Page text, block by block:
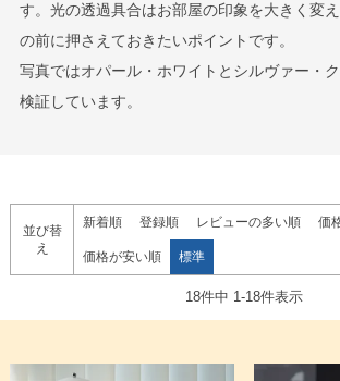
AJ NJP VL
エニグマ ドゥー・ワップ
す。光の透過具合はお部屋の印象を大きく変
の前に押さえておきたいポイントです。
写真ではオパール・ホワイトとシルヴァー・
検証しています。
並び替
え
新着順 登録順 レビューの多い順 価
価格が安い順 標準
18件中 1 -18件表示